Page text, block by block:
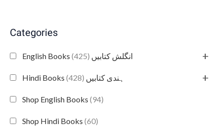
Categories
English Books انگلش کتابیں (425) +
Hindi Books ہندی کتابیں (428) +
Shop English Books (94)
Shop Hindi Books (60)